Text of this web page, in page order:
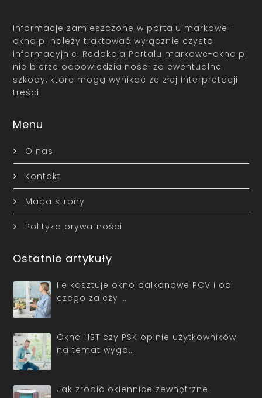
Informacje zamieszczone w portalu markowe-
okna.pl należy traktować wyłącznie czysto
informacyjnie. Redakcja Portalu markowe-okna.pl
nie bierze odpowiedzialności za ewentualne
szkody, które mogą wynikać ze złej interpretacji
treści.
Menu
O nas
Kontakt
Mapa strony
Polityka prywatności
Ostatnie artykuły
Ile kosztuje okno balkonowe PCV i od
czego zależy …
Okna HST czy PSK opinie użytkowników
na temat wygo…
Jak zrobić okiennice zewnętrzne